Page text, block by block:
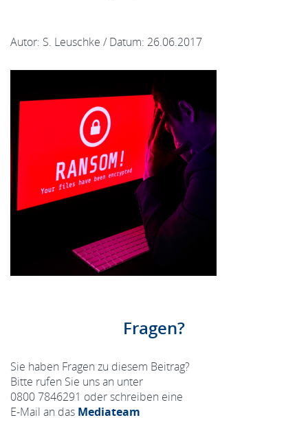
Autor: S. Leuschke / Datum: 26.06.2017
Fragen?
Sie haben Fragen zu diesem Beitrag?
Bitte rufen Sie uns an unter
0800 7846291 oder schreiben eine
E-Mail an das Mediateam